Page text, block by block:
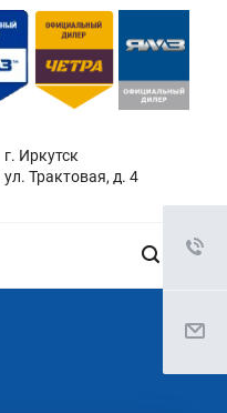
г. Иркутск
ул. Трактовая, д. 4